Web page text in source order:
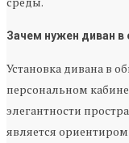
Зачем нужен диван в
Установка дивана в
персональном
элегантности
является